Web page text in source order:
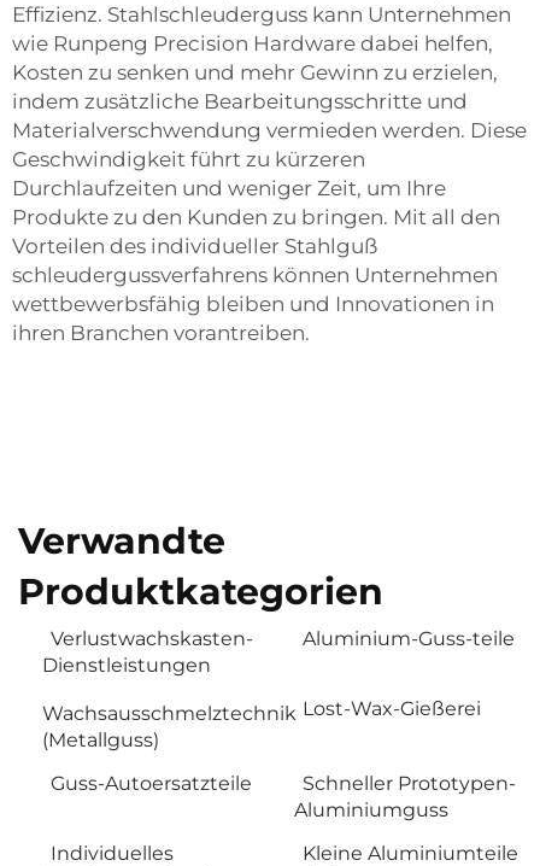
Effizienz. Stahlschleuderguss kann Unternehmen
wie Runpeng Precision Hardware dabei helfen,
Kosten zu senken und mehr Gewinn zu erzielen,
indem zusätzliche Bearbeitungsschritte und
Materialverschwendung vermieden werden. Diese
Geschwindigkeit führt zu kürzeren
Durchlaufzeiten und weniger Zeit, um Ihre
Produkte zu den Kunden zu bringen. Mit all den
Vorteilen des individueller Stahlguß
schleudergussverfahrens können Unternehmen
wettbewerbsfähig bleiben und Innovationen in
ihren Branchen vorantreiben.
Verwandte
Produktkategorien
Verlustwachskasten-
Dienstleistungen
Aluminium-Guss-teile
Wachsausschmelztechnik
(Metallguss)
Lost-Wax-Gießerei
Guss-Autoersatzteile
Schneller Prototypen-
Aluminiumguss
Individuelles
Kleine Aluminiumteile